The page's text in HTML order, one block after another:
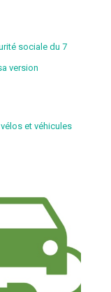
sociale du 7
version
et véhicules